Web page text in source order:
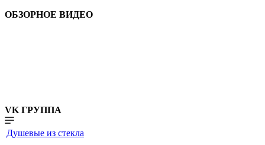
ОБЗОРНОЕ ВИДЕО
VK ГРУППА
Душевые из стекла